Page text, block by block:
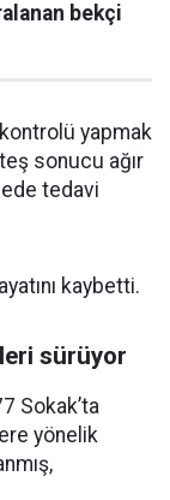
bekçi
yapmak
sonucu ağır
tedavi
kaybetti.
sürüyor
Sokak’ta
yönelik